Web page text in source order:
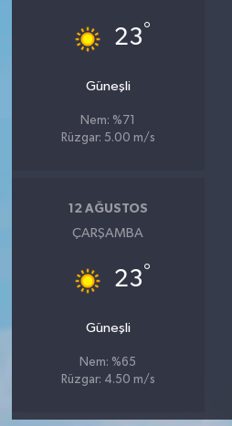
23°
Güneşli
Nem: %71
Rüzgar: 5.00 m/s
12 AĞUSTOS
ÇARŞAMBA
23°
Güneşli
Nem: %65
Rüzgar: 4.50 m/s